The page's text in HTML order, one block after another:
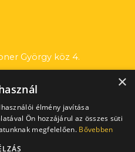
György köz 4.
– 00100001
×
élmény javítása
Ön hozzájárul az összes süti
megfelelően. Bővebben